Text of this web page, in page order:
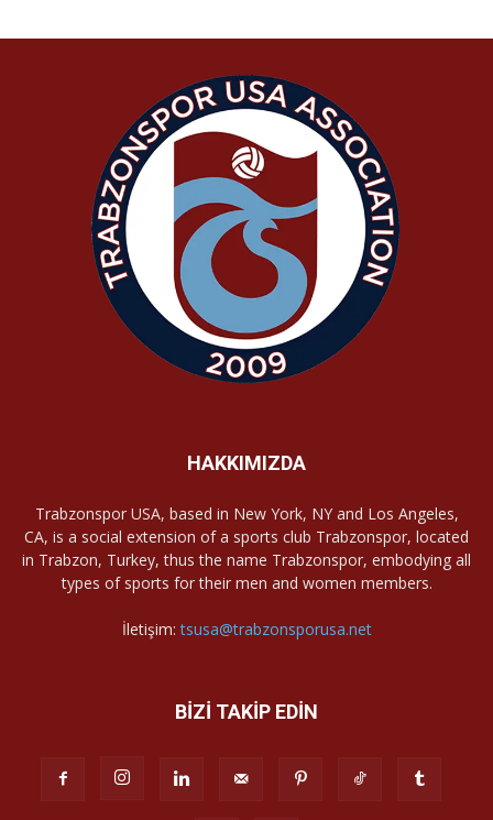
HAKKIMIZDA
Trabzonspor USA, based in New York, NY and Los Angeles,
CA, is a social extension of a sports club Trabzonspor, located
in Trabzon, Turkey, thus the name Trabzonspor, embodying all
types of sports for their men and women members.
İletişim:tsusa@trabzonsporusa.net
BİZİ TAKİP EDİN